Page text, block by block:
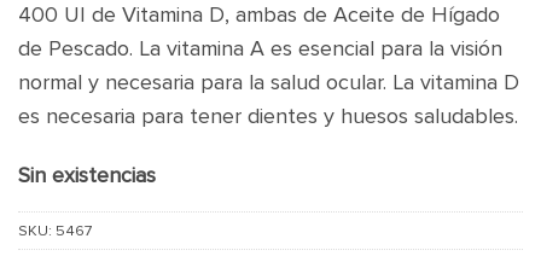
400 UI de Vitamina D, ambas de Aceite de Hígado
de Pescado. La vitamina A es esencial para la visión
normal y necesaria para la salud ocular. La vitamina D
es necesaria para tener dientes y huesos saludables.
Sin existencias
SKU: 5467